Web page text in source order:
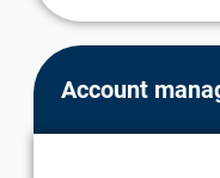
Account